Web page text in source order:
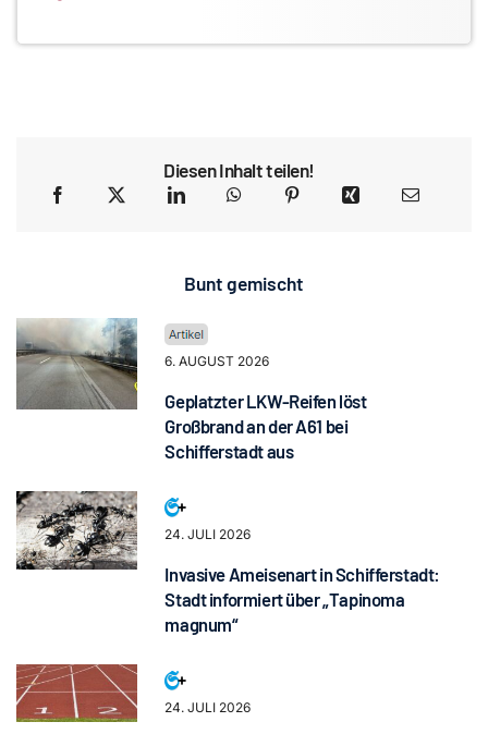
Diesen Inhalt teilen!
Bunt gemischt
6. AUGUST 2026
Geplatzter LKW-Reifen löst
Großbrand an der A61 bei
Schifferstadt aus
24. JULI 2026
Invasive Ameisenart in Schifferstadt:
Stadt informiert über „Tapinoma
magnum“
24. JULI 2026